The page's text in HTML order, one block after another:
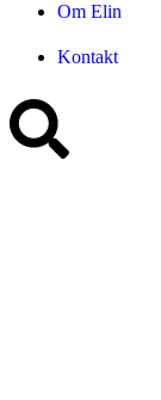
Om Elin
Kontakt